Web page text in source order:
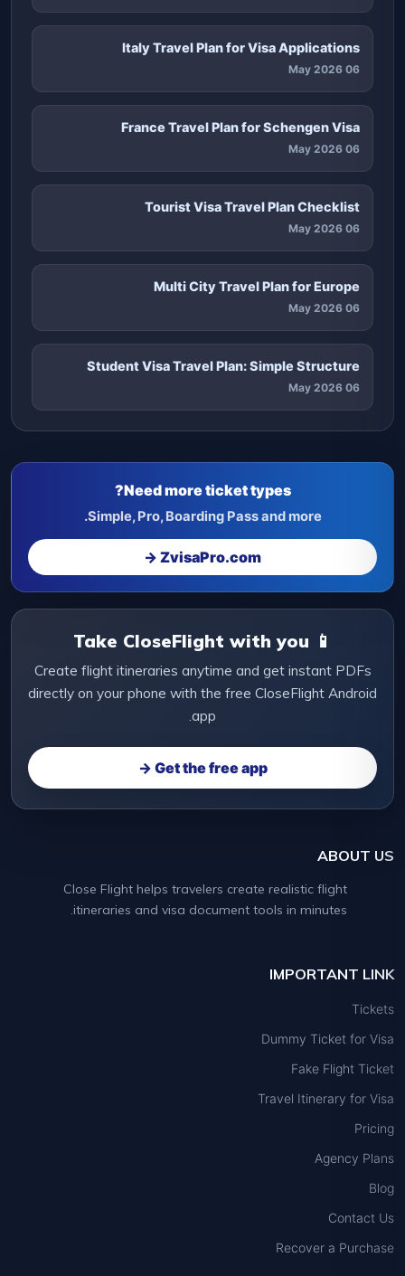
Italy Travel Plan for Visa Applications
06 May 2026
France Travel Plan for Schengen Visa
06 May 2026
Tourist Visa Travel Plan Checklist
06 May 2026
Multi City Travel Plan for Europe
06 May 2026
Student Visa Travel Plan: Simple Structure
06 May 2026
Need more ticket types?
Simple, Pro, Boarding Pass and more.
ZvisaPro.com →
📱 Take CloseFlight with you
Create flight itineraries anytime and get instant PDFs
directly on your phone with the free CloseFlight Android
app.
Get the free app →
ABOUT US
Close Flight helps travelers create realistic flight
itineraries and visa document tools in minutes.
IMPORTANT LINK
Tickets
Dummy Ticket for Visa
Fake Flight Ticket
Travel Itinerary for Visa
Pricing
Agency Plans
Blog
Contact Us
Recover a Purchase